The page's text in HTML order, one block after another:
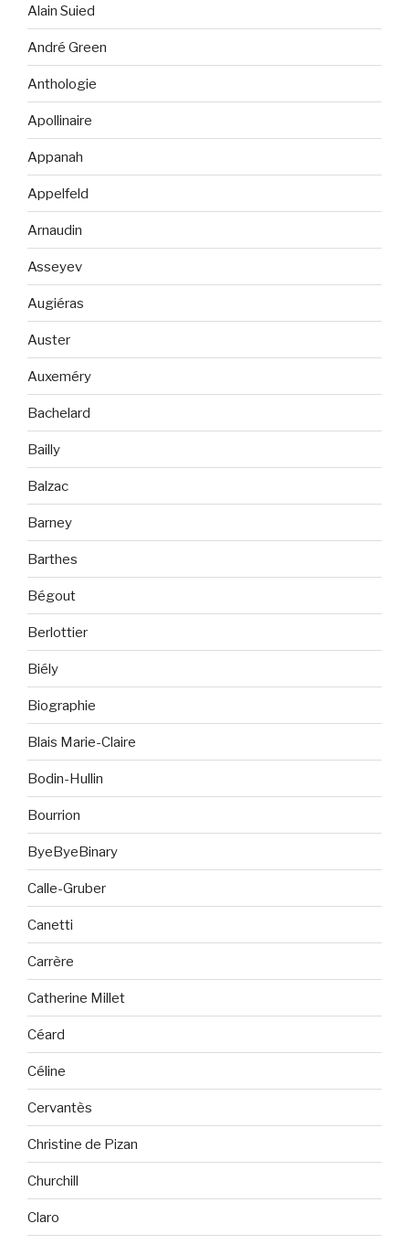
Alain Suied
André Green
Anthologie
Apollinaire
Appanah
Appelfeld
Arnaudin
Asseyev
Augiéras
Auster
Auxeméry
Bachelard
Bailly
Balzac
Barney
Barthes
Bégout
Berlottier
Biély
Biographie
Blais Marie-Claire
Bodin-Hullin
Bourrion
ByeByeBinary
Calle-Gruber
Canetti
Carrère
Catherine Millet
Céard
Céline
Cervantès
Christine de Pizan
Churchill
Claro